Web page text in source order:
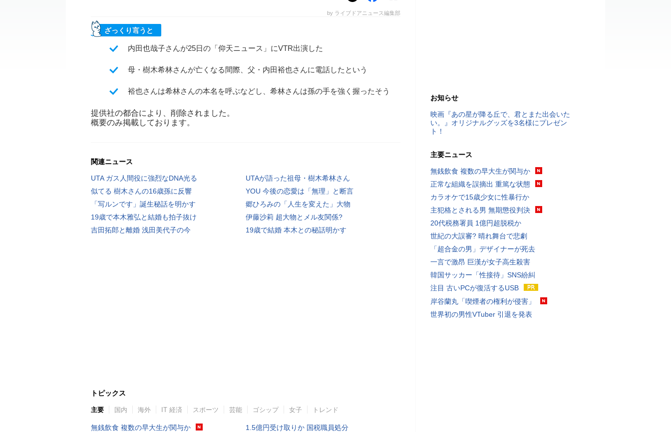
by ライブドアニュース編集部
ざっくり言うと
内田也哉子さんが25日の「仰天ニュース」にVTR出演した
母・樹木希林さんが亡くなる間際、父・内田裕也さんに電話したという
裕也さんは希林さんの本名を呼ぶなどし、希林さんは孫の手を強く握ったそう
提供社の都合により、削除されました。
概要のみ掲載しております。
関連ニュース
UTA ガス人間役に強烈なDNA光る
UTAが語った祖母・樹木希林さん
似てる 樹木さんの16歳孫に反響
YOU 今後の恋愛は「無理」と断言
「写ルンです」誕生秘話を明かす
郷ひろみの「人生を変えた」大物
19歳で本木雅弘と結婚も拍子抜け
伊藤沙莉 超大物とメル友関係?
吉田拓郎と離婚 浅田美代子の今
19歳で結婚 本木との秘話明かす
トピックス
主要 国内 海外 IT 経済 スポーツ 芸能 ゴシップ 女子 トレンド
無銭飲食 複数の早大生が関与か
1.5億円受け取りか 国税職員処分
お知らせ
映画『あの星が降る丘で、君とまた出会いた
い。』オリジナルグッズを3名様にプレゼン
ト！
主要ニュース
無銭飲食 複数の早大生が関与か
正常な組織を誤摘出 重篤な状態
カラオケで15歳少女に性暴行か
主犯格とされる男 無期懲役判決
20代税務署員 1億円超脱税か
世紀の大誤審? 晴れ舞台で悲劇
「超合金の男」デザイナーが死去
一言で激昂 巨漢が女子高生殺害
韓国サッカー「性接待」SNS紛糾
注目 古いPCが復活するUSB
岸谷蘭丸「喫煙者の権利が侵害」
世界初の男性VTuber 引退を発表